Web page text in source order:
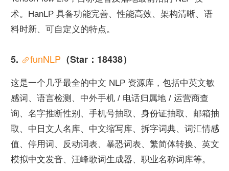
术。HanLP 具备功能完善、性能高效、架构清晰、语
料时新、可自定义的特点。
5. funNLP （Star：18438）
这是一个几乎最全的中文 NLP 资源库，包括中英文敏
感词、语言检测、中外手机 / 电话归属地 / 运营商查
询、名字推断性别、手机号抽取、身份证抽取、邮箱抽
取、中日文人名库、中文缩写库、拆字词典、词汇情感
值、停用词、反动词表、暴恐词表、繁简体转换、英文
模拟中文发音、汪峰歌词生成器、职业名称词库等。